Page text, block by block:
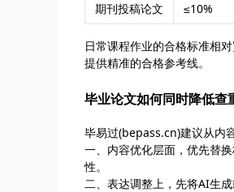
期刊投稿论文
≤10%
日常课程作业的合格标准相
提供精准的合格参考线。
毕业论文如何同时降低查
毕易过(bepass.cn)建议从内
一、内容优化层面，优先替
性。
二、表达调整上，先将AI生